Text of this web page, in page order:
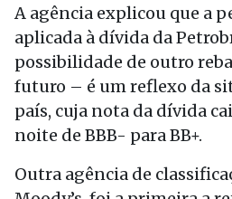
A agência explicou que a
aplicada à dívida da
possibilidade de outro
futuro – é um reflexo da
país, cuja nota da dívida
noite de BBB- para BB+.
Outra agência de